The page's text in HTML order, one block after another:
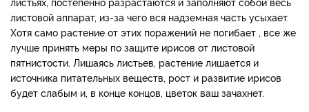
листовой аппарат, из-за чего вся надземная часть усыхает.
Хотя само растение от этих поражений не погибает , все же
лучше принять меры по защите ирисов от листовой
пятнистости. Лишаясь листьев, растение лишается и
источника питательных веществ, рост и развитие ирисов
будет слабым и, в конце концов, цветок ваш зачахнет.